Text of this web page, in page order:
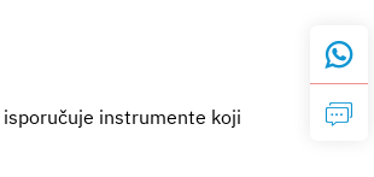
isporučuje instrumente koji